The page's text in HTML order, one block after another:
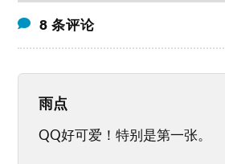
8 条评论
雨点
QQ好可爱！特别是第一张。